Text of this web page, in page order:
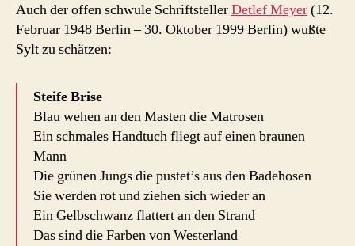
Auch der offen schwule SchriftstellerDetlef Meyer(12.
Februar 1948 Berlin – 30. Oktober 1999 Berlin) wußte
Sylt zu schätzen:
Steife Brise
Blau wehen an den Masten die Matrosen
Ein schmales Handtuch fliegt auf einen braunen
Mann
Die grünen Jungs die pustet’s aus den Badehosen
Sie werden rot und ziehen sich wieder an
Ein Gelbschwanz flattert an den Strand
Das sind die Farben von Westerland